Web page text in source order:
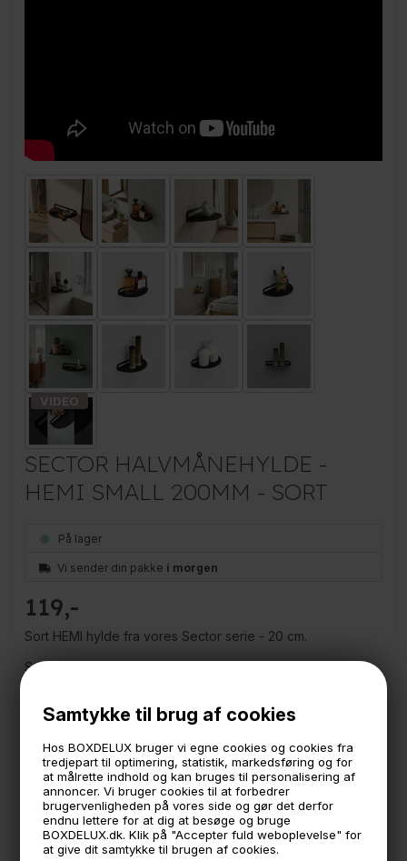
Samtykke til brug af cookies
Hos BOXDELUX bruger vi egne cookies og cookies fra
tredjepart til optimering, statistik, markedsføring og for
at målrette indhold og kan bruges til personalisering af
annoncer. Vi bruger cookies til at forbedrer
brugervenligheden på vores side og gør det derfor
endnu lettere for at dig at besøge og bruge
BOXDELUX.dk. Klik på "Accepter fuld weboplevelse" for
at give dit samtykke til brugen af cookies.
SECTOR HALVMÅNEHYLDE -
HEMI SMALL 200MM - SORT
På lager
Vi sender din pakke i morgen
119
Sort HEMI hylde fra vores Sector serie - 20 cm.
Sort hylde formet som en halvcirkel, lavet i metal med en
20 cm. bred
10 cm. dyb
Sector er vores eget brand, designet og produceret lige
her i Danmark. Lækkert design og høj kvalitet til gode
priser og fri for unødvendig emballage
Skruer til ophæng medfølger ikke